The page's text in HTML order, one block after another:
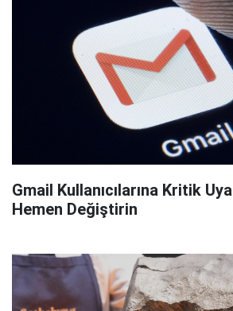
Gmail Kullanıcılarına Kritik
Hemen Değiştirin